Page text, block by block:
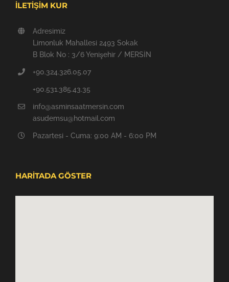
İLETİŞİM KUR
Adresimiz
Limonluk Mahallesi 2493 Sokak
B Blok No : 3/6 Yenişehir / MERSİN
+90.324.326.05.07
+90.531.385.43.35
info@asminsaatmersin.com
asudemsu@hotmail.com
Pazartesi - Cuma: 9:00 AM - 6:00 PM
HARİTADA GÖSTER